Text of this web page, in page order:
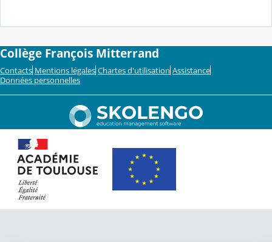
Collège François Mitterrand
Contacts Mentions légales Chartes d'utilisation Assistance
Données personnelles